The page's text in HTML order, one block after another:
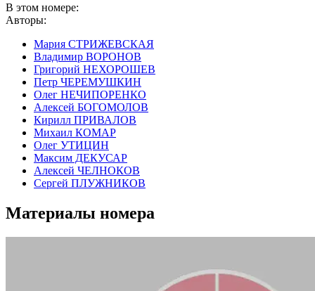
В этом номере:
Авторы:
Мария СТРИЖЕВСКАЯ
Владимир ВОРОНОВ
Григорий НЕХОРОШЕВ
Петр ЧЕРЕМУШКИН
Олег НЕЧИПОРЕНКО
Алексей БОГОМОЛОВ
Кирилл ПРИВАЛОВ
Михаил КОМАР
Олег УТИЦИН
Максим ДЕКУСАР
Алексей ЧЕЛНОКОВ
Сергей ПЛУЖНИКОВ
Материалы номера